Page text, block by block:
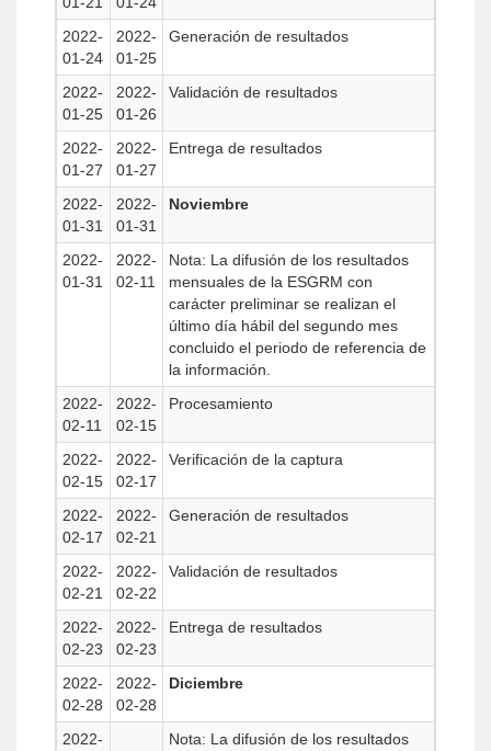
2022-
01-24
2022-
01-25
Generación de resultados
2022-
01-25
2022-
01-26
Validación de resultados
2022-
01-27
2022-
01-27
Entrega de resultados
2022-
01-31
2022-
01-31
Noviembre
2022-
01-31
2022-
02-11
Nota: La difusión de los resultados
mensuales de la ESGRM con
carácter preliminar se realizan el
último día hábil del segundo mes
concluido el periodo de referencia de
la información.
2022-
02-11
2022-
02-15
Procesamiento
2022-
02-15
2022-
02-17
Verificación de la captura
2022-
02-17
2022-
02-21
Generación de resultados
2022-
02-21
2022-
02-22
Validación de resultados
2022-
02-23
2022-
02-23
Entrega de resultados
2022-
02-28
2022-
02-28
Diciembre
2022-
Nota: La difusión de los resultados